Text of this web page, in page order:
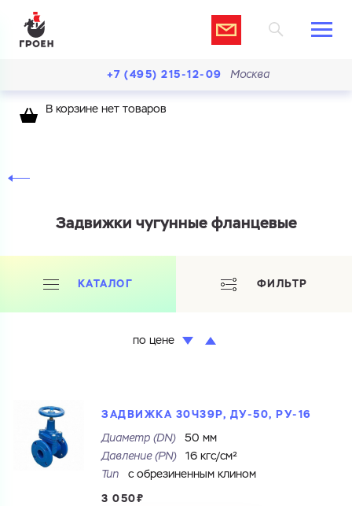
+7 (495) 215-12-09 Москва
В корзине нет товаров
Задвижки чугунные фланцевые
КАТАЛОГ
по цене
ФИЛЬТР
ЗАДВИЖКА 30Ч39Р, ДУ-50, РУ-16
Диаметр (DN)
50 мм
Давление (PN)
16 кгс/см²
Тип
с обрезиненным клином
3 050₽